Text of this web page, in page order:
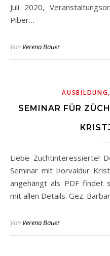
Juli 2020,
Piber…
Von Verena Bauer
AUSBILDUNG
SEMINAR FÜR
Liebe Zuchtinteressierte! Dem ÖIZV ist es gelungen ein
Seminar mit Þorvaldur
angehängt als PDF findet
mit allen Details. Gez.
Von Verena Bauer